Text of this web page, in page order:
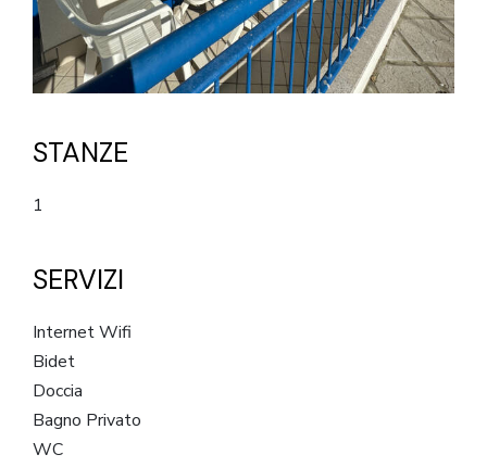
STANZE
1
SERVIZI
Internet Wifi
Bidet
Doccia
Bagno Privato
WC